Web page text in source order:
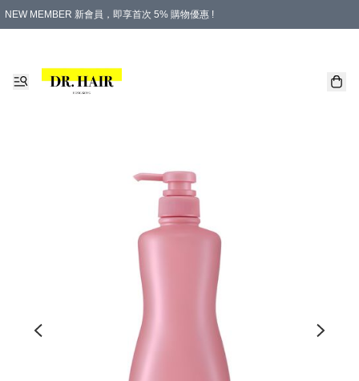
NEW MEMBER 新會員，即享首次 5% 購物優惠 !